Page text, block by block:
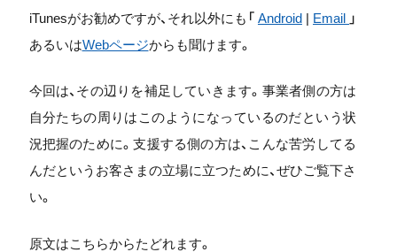
iTunesがお勧めですが、それ以外にも「 Android| Email 」
あるいはWebページからも聞けます。
今回は、その辺りを補足していきます。事業者側の方は
自分たちの周りはこのようになっているのだという状
況把握のために。支援する側の方は、こんな苦労してる
んだというお客さまの立場に立つために、ぜひご覧下さ
い。
原文はこちらからたどれます。